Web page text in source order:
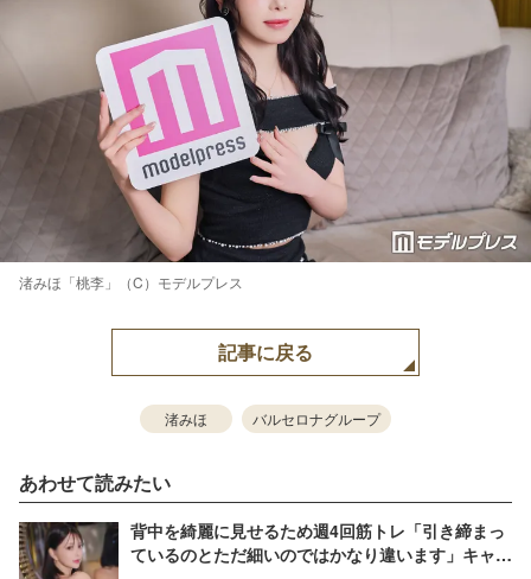
渚みほ「桃李」（C）モデルプレス
記事に戻る
渚みほ バルセロナグループ
あわせて読みたい
背中を綺麗に見せるため週4回筋トレ「引き締まっ
ているのとただ細いのではかなり違います」キャバ